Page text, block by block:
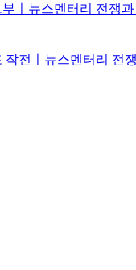
ㅣ뉴스멘터리 전쟁
작전ㅣ뉴스멘터리 전